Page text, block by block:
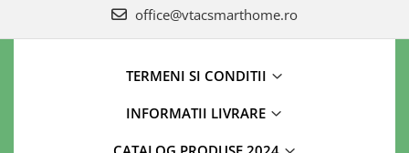
office@vtacsmarthome.ro
TERMENI SI CONDITII
INFORMATII LIVRARE